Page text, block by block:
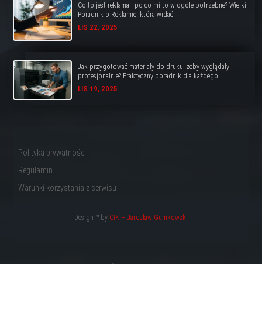
Co to jest reklama i po co mi to w ogóle potrzebne? Wielki
Poradnik o Reklamie, którą widać!
LIS 22, 2025
Jak przygotować materiały do druku, żeby wyglądały
profesjonalnie? Praktyczny poradnik dla każdego
LIS 19, 2025
Polityka prywatności
Regulamin
Warunki korzystania z serwisu
Design ™ by CIK – Jarosław Gumkowski